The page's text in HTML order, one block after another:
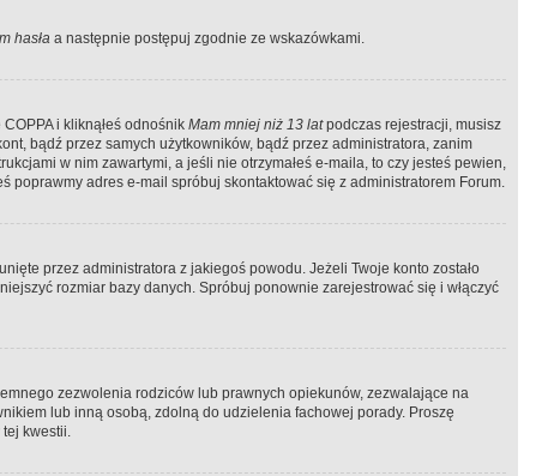
hasła a następnie postępuj zgodnie ze wskazówkami.
i kliknąłeś odnośnik Mam mniej niż 13 latpodczas rejestracji, musisz
bądź przez samych użytkowników, bądź przez administratora, zanim
w nim zawartymi, a jeśli nie otrzymałeś e-maila, to czy jesteś pewien,
poprawmy adres e-mail spróbuj skontaktować się z administratorem Forum.
przez administratora z jakiegoś powodu. Jeżeli Twoje konto zostało
rozmiar bazy danych. Spróbuj ponownie zarejestrować się i włączyć
zezwolenia rodziców lub prawnych opiekunów, zezwalające na
lub inną osobą, zdolną do udzielenia fachowej porady. Proszę
kwestii.